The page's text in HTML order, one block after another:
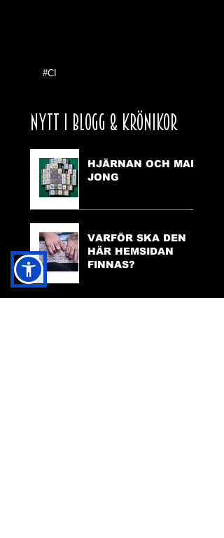
#CI
NYTT I BLOGG & KRÖNIKOR
HJÄRNAN OCH MAH
JONG
VARFÖR SKA DEN
HÄR HEMSIDAN
FINNAS?